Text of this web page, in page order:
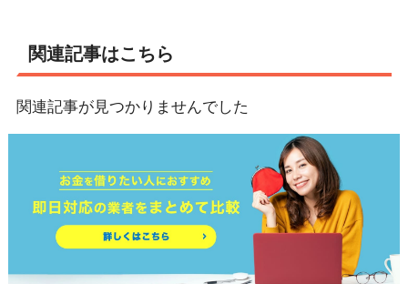
関連記事はこちら
関連記事が見つかりませんでした